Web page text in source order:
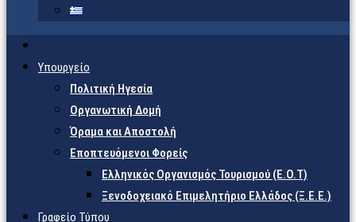
Υπουργείο
Πολιτική Ηγεσία
Οργανωτική Δομή
Όραμα και Αποστολή
Εποπτευόμενοι Φορείς
Eλληνικός Οργανισμός Τουρισμού (Ε.Ο.Τ)
Ξενοδοχειακό Επιμελητήριο Ελλάδος (Ξ.Ε.Ε.)
Γραφείο Τύπου